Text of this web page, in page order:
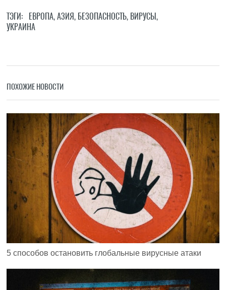
ТЭГИ: ЕВРОПА,АЗИЯ, БЕЗОПАСНОСТЬ, ВИРУСЫ,
УКРАИНА
ПОХОЖИЕ НОВОСТИ
5 способов остановить глобальные вирусные атаки